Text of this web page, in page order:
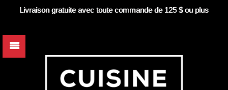
Livraison gratuite avec toute commande de 125 $ ou plus